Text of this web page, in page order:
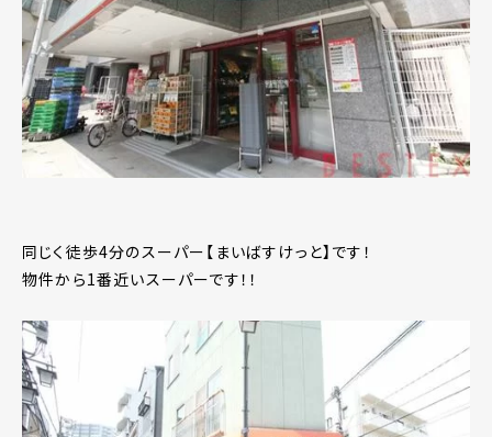
同じく徒歩4分のスーパー【まいばすけっと】です！
物件から1番近いスーパーです！！